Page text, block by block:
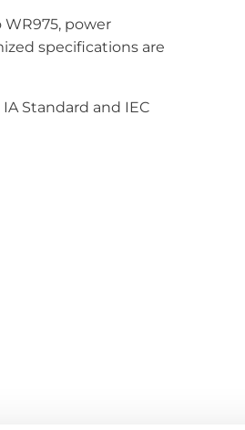
power
specifications are
Standard and IEC